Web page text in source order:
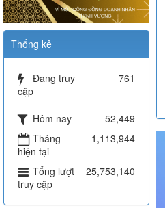
Thống kê
Đang truy
cập
761
Hôm nay
52,449
Tháng
hiện tại
1,113,944
Tổng lượt
truy cập
25,753,140